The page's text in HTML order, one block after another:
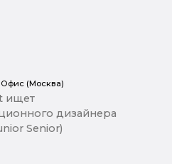
(Москва)
ищет
дизайнера
Senior)